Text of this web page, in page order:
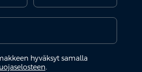
hyväksyt samalla
.